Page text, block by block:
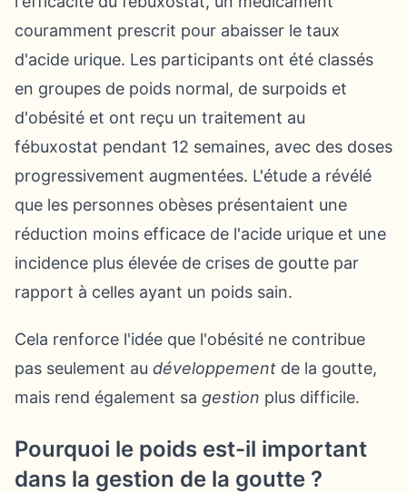
couramment prescrit pour abaisser le taux
d'acide urique. Les participants ont été classés
en groupes de poids normal, de surpoids et
d'obésité et ont reçu un traitement au
fébuxostat pendant 12 semaines, avec des doses
progressivement augmentées. L'étude a révélé
que les personnes obèses présentaient une
réduction moins efficace de l'acide urique et une
incidence plus élevée de crises de goutte par
rapport à celles ayant un poids sain.
Cela renforce l'idée que l'obésité ne contribue
pas seulement au développement de la goutte,
mais rend également sa gestion plus difficile.
Pourquoi le poids est-il important
dans la gestion de la goutte ?